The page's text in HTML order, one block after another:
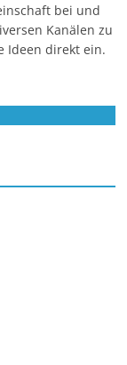
bei und
Kanälen zu
Ideen direkt ein.